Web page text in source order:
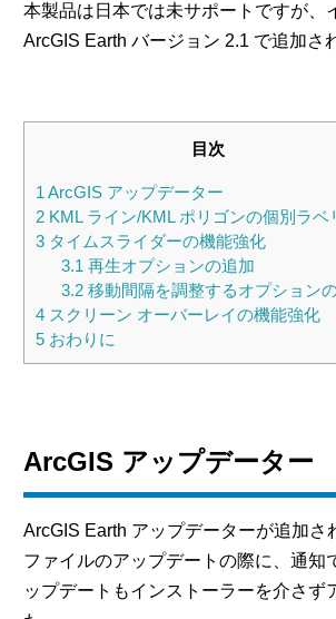
本製品は日本では未サポートですが
ArcGIS Earth バージョン 2.1 で追加
目次
1 ArcGIS アップデーター
2 KML ライン/KML ポリゴンの個別ラベ
3 タイムスライダーの機能強化
3.1 再生オプションの追加
3.2移動間隔を調整するオプション
4 スクリーン オーバーレイの機能強化
5 おわりに
ArcGIS アップデーター
ArcGIS Earth アップデーターが追加
ファイルのアップデートの際に、通
ップデートもインストーラーを介さ